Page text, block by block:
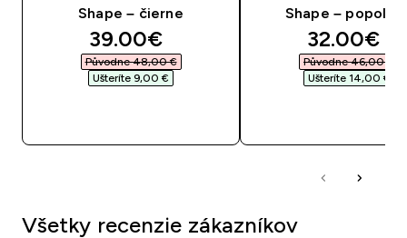
Shape – čierne
discounted price
39.00€‎
Původne 48,00 €‎
Ušteríte 9,00 €‎
Shape –
32.00€‎
Původne 46,00 €‎
Ušteríte 14,00 €‎
Všetky recenzie zákazníkov